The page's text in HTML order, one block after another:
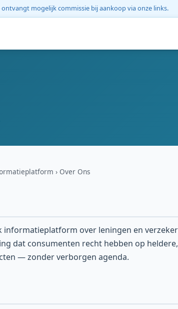
ontvangt mogelijk commissie bij aankoop via onze links.
Over Ons
informatieplatform over leningen en
dat consumenten recht hebben op
— zonder verborgen agenda.